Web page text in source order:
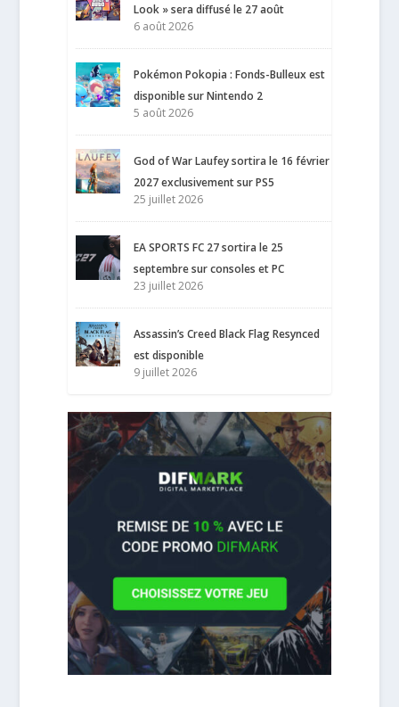
Look » sera diffusé le 27 août
6 août 2026
Pokémon Pokopia : Fonds-Bulleux est
disponible sur Nintendo 2
5 août 2026
God of War Laufey sortira le 16 février
2027 exclusivement sur PS5
25 juillet 2026
EA SPORTS FC 27 sortira le 25
septembre sur consoles et PC
23 juillet 2026
Assassin’s Creed Black Flag Resynced
est disponible
9 juillet 2026